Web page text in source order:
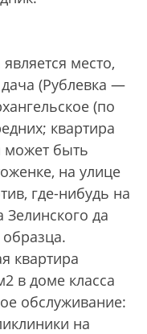
место,
дача (Рублевка —
(по
квартира
может быть
на улице
где-нибудь на
да
квартира
в доме класса
обслуживание:
на